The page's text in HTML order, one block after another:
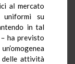
al mercato
uniformi su
in tal
ha previsto
delle attività